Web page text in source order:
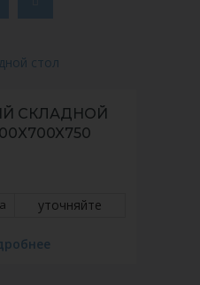
СКЛАДНОЙ
уточняйте